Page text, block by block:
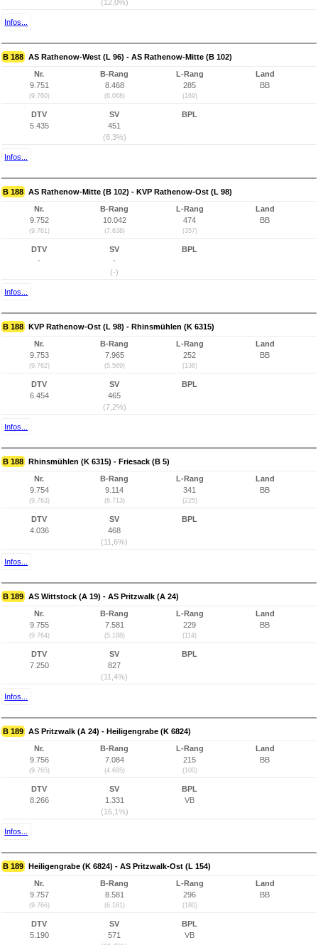
(12,0%)
Infos...
B 188 AS Rathenow-West (L 96) - AS Rathenow-Mitte (B 102)
Nr.
9.751
(9.760)
B-Rang
8.468
(6.068)
L-Rang
285
(169)
Land
BB
DTV
5.435
SV
451
(8,3%)
BPL
Infos...
B 188 AS Rathenow-Mitte (B 102) - KVP Rathenow-Ost (L 98)
Nr.
9.752
(9.761)
B-Rang
10.042
(7.638)
L-Rang
474
(357)
Land
BB
DTV
-
SV
-
(-)
BPL
Infos...
B 188 KVP Rathenow-Ost (L 98) - Rhinsmühlen (K 6315)
Nr.
9.753
(9.762)
B-Rang
7.965
(5.569)
L-Rang
252
(136)
Land
BB
DTV
6.454
SV
465
(7,2%)
BPL
Infos...
B 188 Rhinsmühlen (K 6315) - Friesack (B 5)
Nr.
9.754
(9.763)
B-Rang
9.114
(6.713)
L-Rang
341
(225)
Land
BB
DTV
4.036
SV
468
(11,6%)
BPL
Infos...
B 189 AS Wittstock (A 19) - AS Pritzwalk (A 24)
Nr.
9.755
(9.764)
B-Rang
7.581
(5.188)
L-Rang
229
(114)
Land
BB
DTV
7.250
SV
827
(11,4%)
BPL
Infos...
B 189 AS Pritzwalk (A 24) - Heiligengrabe (K 6824)
Nr.
9.756
(9.765)
B-Rang
7.084
(4.695)
L-Rang
215
(100)
Land
BB
DTV
8.266
SV
1.331
(16,1%)
BPL
VB
Infos...
B 189 Heiligengrabe (K 6824) - AS Pritzwalk-Ost (L 154)
Nr.
9.757
(9.766)
B-Rang
8.581
(6.181)
L-Rang
296
(180)
Land
BB
DTV
5.190
SV
571
BPL
VB